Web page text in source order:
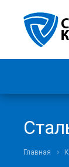
Главная